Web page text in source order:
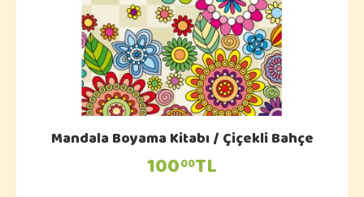
Mandala Boyama Kitabı / Çiçekli Bahçe
10000TL